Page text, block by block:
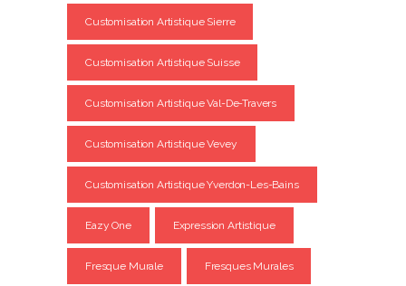
Customisation Artistique Sierre
Customisation Artistique Suisse
Customisation Artistique Val-De-Travers
Customisation Artistique Vevey
Customisation Artistique Yverdon-Les-Bains
Eazy One Expression Artistique
Fresque Murale Fresques Murales